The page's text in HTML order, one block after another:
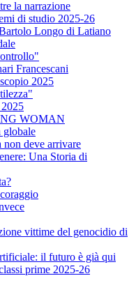
la narrazione
di studio 2025-26
Longo di Latiano
Francescani
2025
WOMAN
globale
deve arrivare
Una Storia di
vittime del genocidio di
il futuro è già qui
prime 2025-26